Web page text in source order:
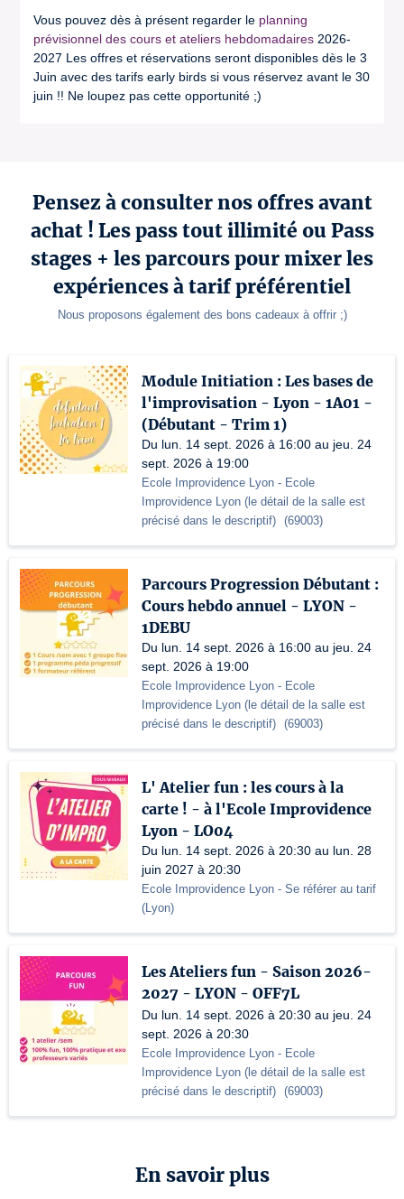
Pensez à consulter nos offres avant
achat ! Les pass tout illimité ou Pass
stages + les parcours pour mixer les
expériences à tarif préférentiel
Nous proposons également des bons cadeaux à offrir ;)
Module Initiation : Les bases de
l'improvisation - Lyon - 1A01 -
(Débutant - Trim 1)
Du lun. 14 sept. 2026 à 16:00 au jeu. 24
sept. 2026 à 19:00
Ecole Improvidence Lyon - Ecole
Improvidence Lyon (le détail de la salle est
précisé dans le descriptif) (69003)
Parcours Progression Débutant :
Cours hebdo annuel - LYON -
1DEBU
Du lun. 14 sept. 2026 à 16:00 au jeu. 24
sept. 2026 à 19:00
Ecole Improvidence Lyon - Ecole
Improvidence Lyon (le détail de la salle est
précisé dans le descriptif) (69003)
L' Atelier fun : les cours à la
carte ! - à l'Ecole Improvidence
Lyon - LO04
Du lun. 14 sept. 2026 à 20:30 au lun. 28
juin 2027 à 20:30
Ecole Improvidence Lyon - Se référer au tarif
(Lyon)
Les Ateliers fun - Saison 2026-
2027 - LYON - OFF7L
Du lun. 14 sept. 2026 à 20:30 au jeu. 24
sept. 2026 à 20:30
Ecole Improvidence Lyon - Ecole
Improvidence Lyon (le détail de la salle est
précisé dans le descriptif) (69003)
Vous pouvez dès à présent regarder le planning
prévisionnel des cours et ateliers hebdomadaires 2026-
2027 Les offres et réservations seront disponibles dès le 3
Juin avec des tarifs early birds si vous réservez avant le 30
juin !! Ne loupez pas cette opportunité ;)
En savoir plus